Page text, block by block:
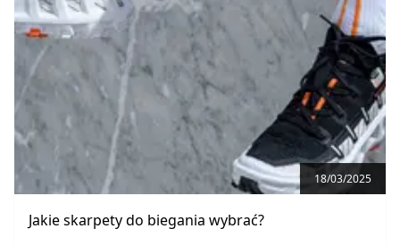
18/03/2025
Jakie skarpety do biegania wybrać?